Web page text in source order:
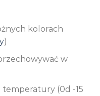
kolorach
)
w
temperatury (0d -15